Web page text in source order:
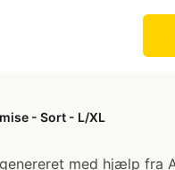
- Sort - L/XL
med hjælp fra